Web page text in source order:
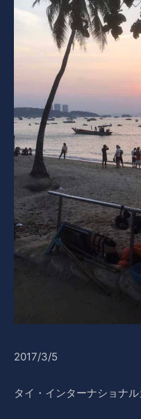
2017/3/5
タイ・インターナショナル